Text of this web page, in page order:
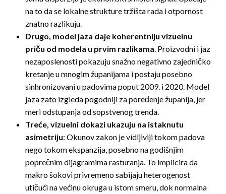
na to da se lokalne strukture tržišta rada i otpornost
znatno razlikuju.
Drugo, model jaza daje koherentniju vizuelnu
priču od modela u prvim razlikama . Proizvodni i jaz
nezaposlenosti pokazuju snažno negativno zajedničko
kretanje u mnogim županijama i postaju posebno
sinhronizovani u padovima poput 2009. i 2020. Model
jaza zato izgleda pogodniji za poređenje županija, jer
meri odstupanja od sopstvenog trenda.
Treće, vizuelni dokazi ukazuju na istaknutu
asimetriju: Okunov zakon je vidljiviji tokom padova
nego tokom ekspanzija, posebno na godišnjim
poprečnim dijagramima rasturanja. To implicira da
makro šokovi privremeno sabijaju heterogenost
utičući na većinu okruga u istom smeru, dok normalna